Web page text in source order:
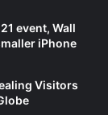
event, Wall
iPhone
Visitors